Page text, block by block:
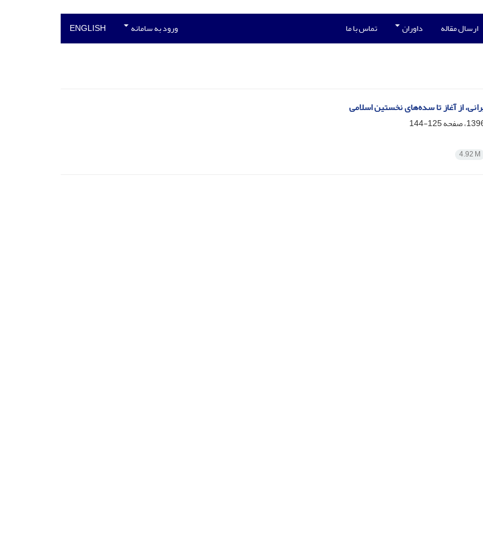
ارسال مقاله داوران تماس با ما ورود به سامانه ENGLISH
از آغاز تا سده‌های نخستین اسلامی
125-144
4.92 M